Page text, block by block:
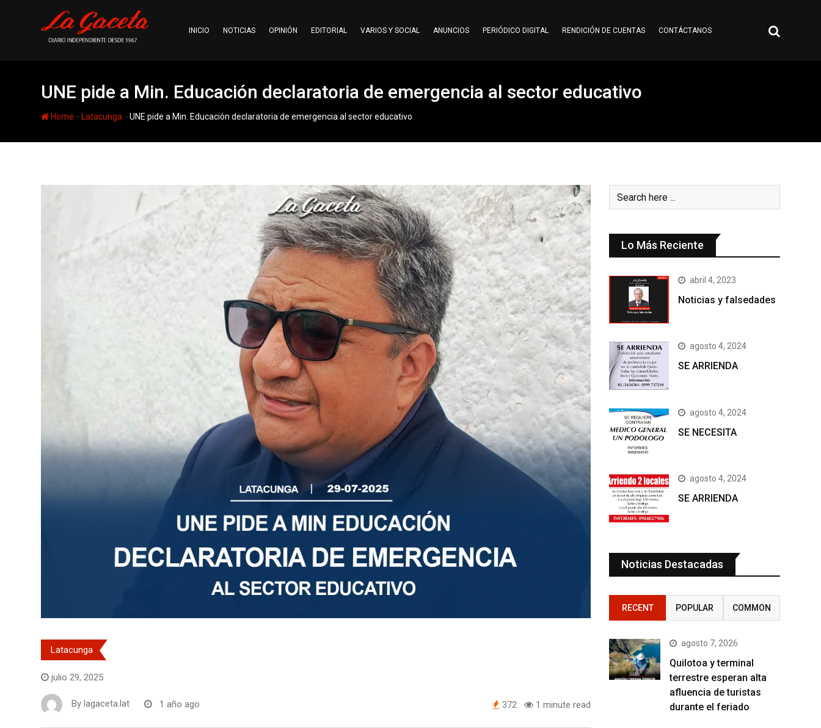
INICIO NOTICIAS OPINIÓN EDITORIAL VARIOS Y SOCIAL ANUNCIOS PERIÓDICO DIGITAL RENDICIÓN DE CUENTAS CONTÁCTANOS
UNE pide a Min. Educación declaratoria de emergencia al sector educativo
Home - Latacunga -UNE pide a Min. Educación declaratoria de emergencia al sector educativo
Latacunga
julio 29, 2025
By lagaceta.lat 1 año ago 372 1 minute read
Lo Más Reciente
abril 4, 2023
Noticias y falsedades
agosto 4, 2024
SE ARRIENDA
agosto 4, 2024
SE NECESITA
agosto 4, 2024
SE ARRIENDA
Noticias Destacadas
RECENT POPULAR COMMON
agosto 7, 2026
Quilotoa y terminal
terrestre esperan alta
afluencia de turistas
durante el feriado